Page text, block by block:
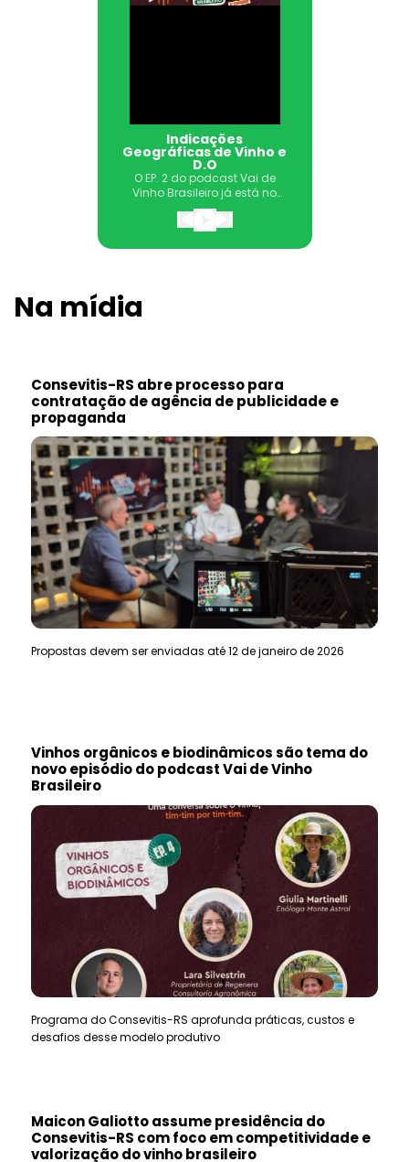
Indicações
Geográficas de Vinho e
D.O
O EP. 2 do podcast Vai de
Vinho Brasileiro já está no
ar!Neste episódio, falamos
Geográficas e como estas
certificações reforçam a
Na mídia
Consevitis-RS abre processo para
contratação de agência de publicidade e
propaganda
Propostas devem ser enviadas até 12 de janeiro de 2026
Vinhos orgânicos e biodinâmicos são tema do
novo episódio do podcast Vai de Vinho
Brasileiro
Programa do Consevitis-RS aprofunda práticas, custos e
desafios desse modelo produtivo
Maicon Galiotto assume presidência do
Consevitis-RS com foco em competitividade e
valorização do vinho brasileiro